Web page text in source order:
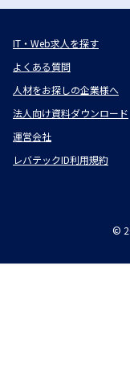
IT・Web求人を探す
よくある質問
人材をお探しの企業様へ
法人向け資料ダウンロード
運営会社
レバテックID利用規約
©